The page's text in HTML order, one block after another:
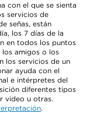
con el que se sienta
servicios de
señas, están
los 7 días de la
en todos los puntos
amigos o los
los servicios de un
ayuda con el
e intérpretes del
diferentes tipos
video u otras.
.